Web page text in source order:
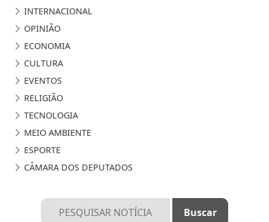
INTERNACIONAL
OPINIÃO
ECONOMIA
CULTURA
EVENTOS
RELIGIÃO
TECNOLOGIA
MEIO AMBIENTE
ESPORTE
CÂMARA DOS DEPUTADOS